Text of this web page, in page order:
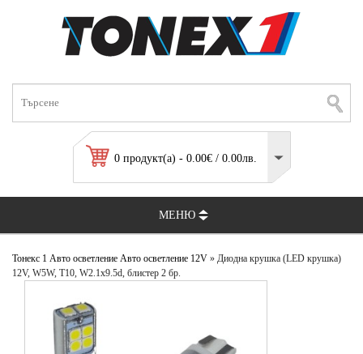
0 продукт(а) - 0.00€ / 0.00лв.
МЕНЮ
Тонекс 1 Авто осветление Авто осветление 12V » Диодна крушка (LED крушка)
12V, W5W, T10, W2.1x9.5d, блистер 2 бр.